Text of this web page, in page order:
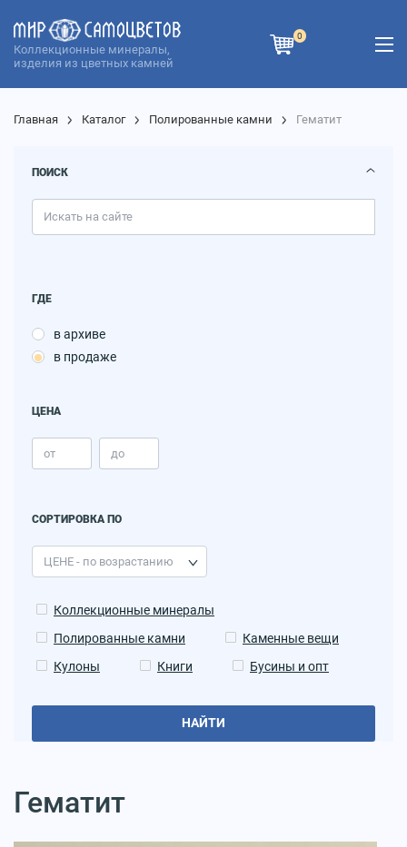
Коллекционные минералы,
изделия из цветных камней
0
Главная Каталог Полированные камни Гематит
ПОИСК
ГДЕ
в архиве
в продаже
ЦЕНА
СОРТИРОВКА ПО
Коллекционные минералы
Полированные камни
Каменные вещи
Кулоны
Книги Бусины и опт
НАЙТИ
Гематит